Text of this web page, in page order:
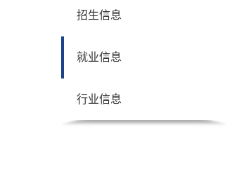
招生信息
就业信息
行业信息